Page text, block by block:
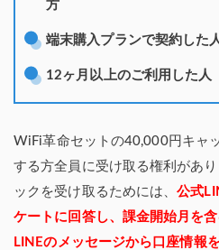
方
端末購入プランで契約した
12ヶ月以上のご利用した人
WiFi革命セットの40,000円キャ
する方全員に受け取る権利があ
ックを受け取るためには、公式
ケートに回答し、課金開始月を
LINEのメッセージから口座情報